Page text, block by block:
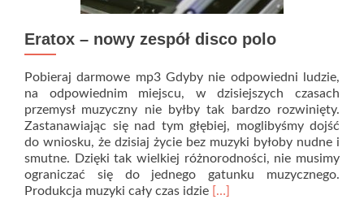
Eratox – nowy zespół disco polo
Pobieraj darmowe mp3 Gdyby nie odpowiedni ludzie,
na odpowiednim miejscu, w dzisiejszych czasach
przemysł muzyczny nie byłby tak bardzo rozwinięty.
Zastanawiając się nad tym głębiej, moglibyśmy dojść
do wniosku, że dzisiaj życie bez muzyki byłoby nudne i
smutne. Dzięki tak wielkiej różnorodności, nie musimy
ograniczać się do jednego gatunku muzycznego.
Produkcja muzyki cały czas idzie Read
[…]